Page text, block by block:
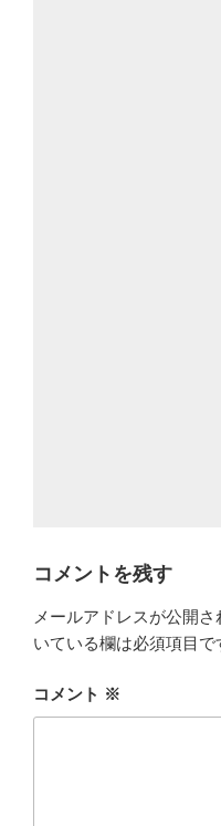
コメントを残す
メールアドレスが公開さ
いている欄は必須項目で
コメント ※